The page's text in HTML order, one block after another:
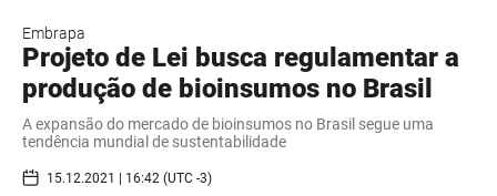
Embrapa
Projeto de Lei busca regulamentar a
produção de bioinsumos no Brasil
A expansão do mercado de bioinsumos no Brasil segue uma
tendência mundial de sustentabilidade
15.12.2021 | 16:42 (UTC -3)